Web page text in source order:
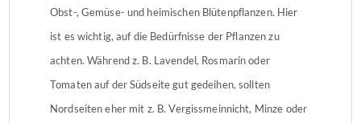
Obst-, Gemüse- und heimischen Blütenpflanzen. Hier
ist es wichtig, auf die Bedürfnisse der Pflanzen zu
achten. Während z. B. Lavendel, Rosmarin oder
Tomaten auf der Südseite gut gedeihen, sollten
Nordseiten eher mit z. B. Vergissmeinnicht, Minze oder